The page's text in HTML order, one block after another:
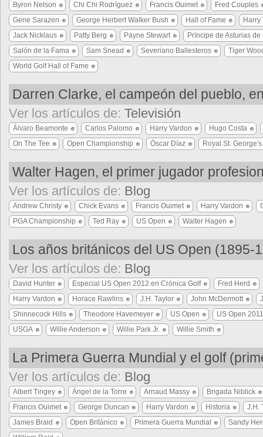
Byron Nelson
Chi Chi Rodríguez Francis Ouimet
Fred Couples
Gene Sarazen
George Herbert Walker Bush Hall of Fame
Harry
Jack Nicklaus
Patty Berg Payne Stewart
Príncipe de Asturias
Salón de la Fama
Sam Snead Severiano Ballesteros
Tiger
World Golf Hall of Fame
Darren Clarke, el campeón del pueblo,
Ver los artículos de: Televisión
Álvaro Beamonte Carlos Palomo Harry Vardon
Hugo Costa
On The Tee
Open Championship Óscar Díaz Royal St. George's
Walter Hagen, el primer jugador
Ver los artículos de: Blog
Andrew Christy Chick Evans Francis Ouimet Harry Vardon
PGA Championship
Ted Ray US Open Walter Hagen
Los años británicos del US Open (1895-
Ver los artículos de: Blog
David Hunter Especial US Open 2012 en Crónica Golf
Fred Herd
Harry Vardon
Horace Rawlins J.H. Taylor John McDermott
Shinnecock Hills
Theodore Havemeyer US Open
US Open 2011
USGA
Willie Anderson Willie Park Jr. Willie Smith
La Primera Guerra Mundial y el golf
Ver los artículos de: Blog
Albert Tingey Ángel de la Torre Arnaud Massy
Brigada Niblick
Francis Ouimet
George Duncan Harry Vardon Historia
J.H.
James Braid
Open Británico Primera Guerra Mundial
Sandy